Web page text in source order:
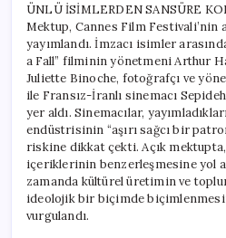
ÜNLÜ İSİMLERDEN SANSÜRE
Mektup, Cannes Film Festivali’nin
yayımlandı. İmzacı isimler
a Fall” filminin yönetmeni Arthur
Juliette Binoche, fotoğrafçı ve
ile Fransız-İranlı sinemacı
yer aldı. Sinemacılar,
endüstrisinin “aşırı sağcı bir
riskine dikkat çekti. Açık
içeriklerinin benzerleşmesine yol
zamanda kültürel üretimin ve
ideolojik bir biçimde
vurgulandı.